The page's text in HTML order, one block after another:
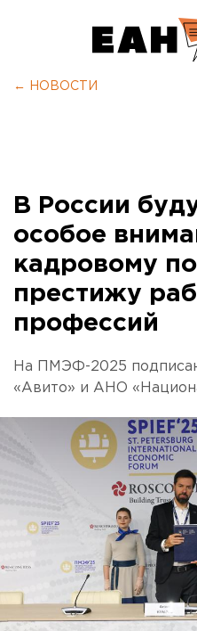
← НОВОСТИ
В России
особое
кадровому
престижу
профессий
На ПМЭФ-2025
«Авито» и АНО